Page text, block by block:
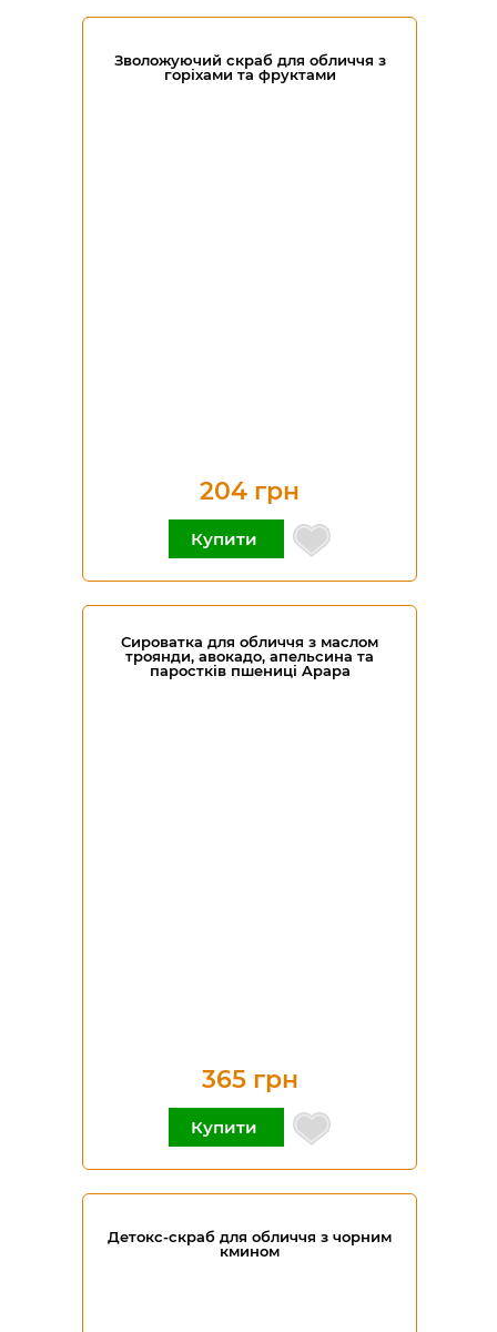
Зволожуючий скраб для обличчя з
горіхами та фруктами
204 грн
Купити
Сироватка для обличчя з маслом
троянди, авокадо, апельсина та
паростків пшениці Apapa
365 грн
Купити
Детокс-скраб для обличчя з чорним
кмином